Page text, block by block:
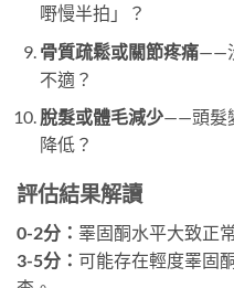
嘢慢半拍」？
骨質疏鬆或關節疼痛——
不適？
脫髮或體毛減少——頭髮
降低？
評估結果解讀
0-2分： 睪固酮水平大致正
3-5分： 可能存在輕度睪固